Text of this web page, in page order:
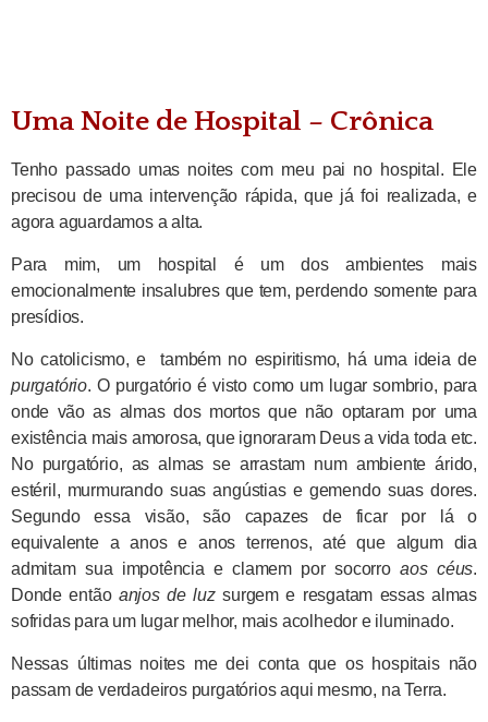
Uma Noite de Hospital – Crônica
Tenho passado umas noites com meu pai no hospital. Ele
precisou de uma intervenção rápida, que já foi realizada, e
agora aguardamos a alta.
Para mim, um hospital é um dos ambientes mais
emocionalmente insalubres que tem, perdendo somente para
presídios.
No catolicismo, e também no espiritismo, há uma ideia de
purgatório. O purgatório é visto como um lugar sombrio, para
onde vão as almas dos mortos que não optaram por uma
existência mais amorosa, que ignoraram Deus a vida toda etc.
No purgatório, as almas se arrastam num ambiente árido,
estéril, murmurando suas angústias e gemendo suas dores.
Segundo essa visão, são capazes de ficar por lá o
equivalente a anos e anos terrenos, até que algum dia
admitam sua impotência e clamem por socorroaos céus.
Donde então anjos de luzsurgem e resgatam essas almas
sofridas para um lugar melhor, mais acolhedor e iluminado.
Nessas últimas noites me dei conta que os hospitais não
passam de verdadeiros purgatórios aqui mesmo, na Terra.